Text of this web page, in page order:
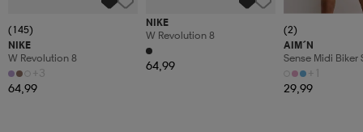
(145)
NIKE
W Revolution 8
+3
64,99
NIKE
W Revolution 8
64,99
(2)
AIM´N
Sense Midi Biker
+1
29,99